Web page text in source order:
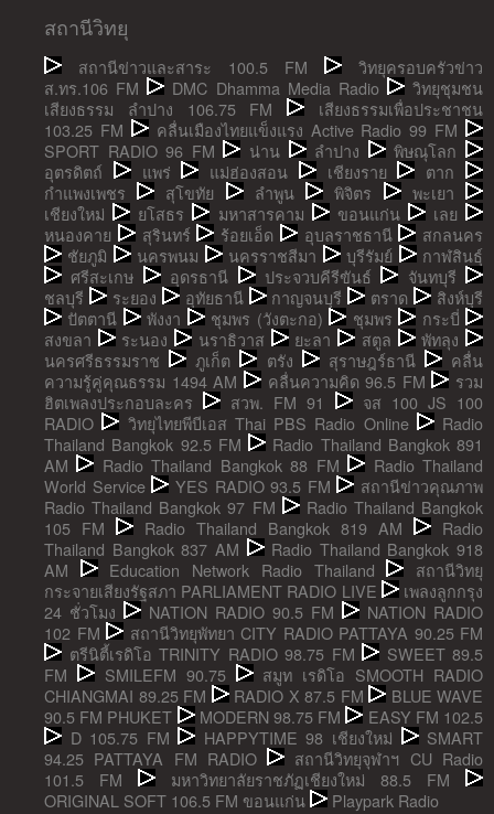
สถานีวิทยุ
สถานีข่าวและสาระ 100.5 FM
วิทยุครอบครัวข่าว
ส.ทร.106 FM
DMC Dhamma Media Radio
วิทยุชุมชน
เสียงธรรม ลำปาง 106.75 FM
เสียงธรรมเพื่อประชาชน
103.25 FM
คลื่นเมืองไทยแข็งแรง Active Radio 99 FM
SPORT RADIO 96 FM
น่าน ลำปาง
พิษณุโลก
อุตรดิตถ์
แพร่ แม่ฮ่องสอน เชียงราย
ตาก
กำแพงเพชร
สุโขทัย ลำพูน พิจิตร
พะเยา
เชียงใหม่
ยโสธร มหาสารคาม ขอนแก่น
เลย
หนองคาย
สุรินทร์ ร้อยเอ็ด อุบลราชธานี
สกลนคร
ชัยภูมิ
นครพนม นครราชสีมา บุรีรัมย์
กาฬสินธุ์
ศรีสะเกษ
อุดรธานี ประจวบคีรีขันธ์
จันทบุรี
ชลบุรี
ระยอง อุทัยธานี กาญจนบุรี ตราด
สิงห์บุรี
ปัตตานี
พังงา ชุมพร (วังตะกอ) ชุมพร
กระบี่
สงขลา
ระนอง นราธิวาส ยะลา สตูล
พัทลุง
นครศรีธรรมราช
ภูเก็ต ตรัง สุราษฎร์ธานี
คลื่น
ความรู้คู่คุณธรรม 1494 AM
คลื่นความคิด 96.5 FM
รวม
ฮิตเพลงประกอบละคร
สวพ. FM 91
จส 100 JS 100
RADIO
วิทยุไทยพีบีเอส Thai PBS Radio Online
Radio
Thailand Bangkok 92.5 FM
Radio Thailand Bangkok 891
AM
Radio Thailand Bangkok 88 FM
Radio Thailand
World Service
YES RADIO 93.5 FM
สถานีข่าวคุณภาพ
Radio Thailand Bangkok 97 FM
Radio Thailand Bangkok
105 FM
Radio Thailand Bangkok 819 AM
Radio
Thailand Bangkok 837 AM
Radio Thailand Bangkok 918
AM
Education Network Radio Thailand
สถานีวิทยุ
กระจายเสียงรัฐสภา PARLIAMENT RADIO LIVE
เพลงลูกกรุง
24 ชั่วโมง
NATION RADIO 90.5 FM
NATION RADIO
102 FM
สถานีวิทยุพัทยา CITY RADIO PATTAYA 90.25 FM
ตรีนิตี้เรดิโอ TRINITY RADIO 98.75 FM
SWEET 89.5
FM
SMILEFM 90.75
สมูท เรดิโอ SMOOTH RADIO
CHIANGMAI 89.25 FM
RADIO X 87.5 FM
BLUE WAVE
90.5 FM PHUKET
MODERN 98.75 FM
EASY FM 102.5
D 105.75 FM
HAPPYTIME 98 เชียงใหม่
SMART
94.25 PATTAYA FM RADIO
สถานีวิทยุจุฬาฯ CU Radio
101.5 FM
มหาวิทยาลัยราชภัฏเชียงใหม่ 88.5 FM
ORIGINAL SOFT 106.5 FM ขอนแก่น
Playpark Radio